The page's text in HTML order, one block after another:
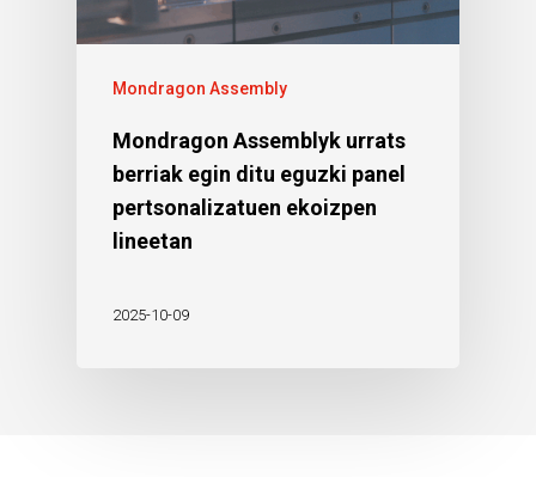
Mondragon Assembly
Mondragon Assemblyk urrats
berriak egin ditu eguzki panel
pertsonalizatuen ekoizpen
lineetan
2025-10-09